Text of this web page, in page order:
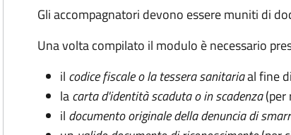
Gli accompagnatori devono essere muniti di
Una volta compilato il modulo è necessario
il codice fiscale o la tessera sanitariaal fine
lacarta d'identità scaduta o in scadenza(per
il documento originale della denuncia di